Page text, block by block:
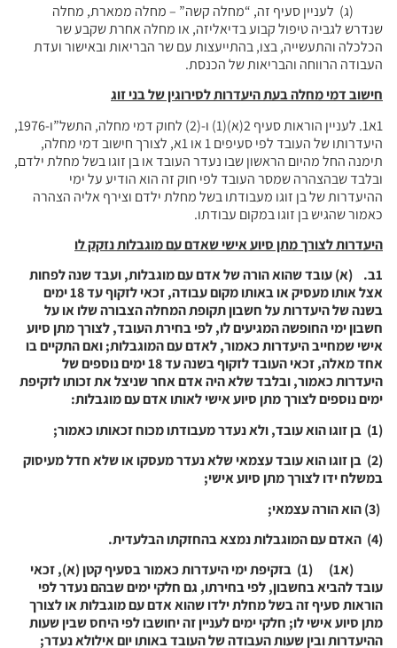
(ג) לעניין סעיף זה, “מחלה קשה” – מחלה ממארת, מחלה
שנדרש לגביה טיפול קבוע בדיאליזה, או מחלה אחרת שקבע שר
הכלכלה והתעשייה, בצו, בהתייעצות עם שר הבריאות ובאישור ועדת
העבודה הרווחה והבריאות של הכנסת.
חישוב דמי מחלה בעת היעדרות לסירוגין של בני זוג
1א1. לעניין הוראות סעיף 2(א)(1) ו-(2) לחוק דמי מחלה, התשל”ו-1976,
היעדרותו של העובד לפי סעיפים 1 או 1א, לצורך חישוב דמי מחלה,
תימנה החל מהיום הראשון שבו נעדר העובד או בן זוגו בשל מחלת ילדם,
ובלבד שבהצהרה שמסר העובד לפי חוק זה הוא הודיע על ימי
ההיעדרות של בן זוגו מעבודתו בשל מחלת ילדם וצירף אליה הצהרה
כאמור שהגיש בן זוגו במקום עבודתו.
היעדרות לצורך מתן סיוע אישי שאדם עם מוגבלות נזקק לו
1ב. (א) עובד שהוא הורה של אדם עם מוגבלות, ועבד שנה לפחות
אצל אותו מעסיק או באותו מקום עבודה, זכאי לזקוף עד 18 ימים
בשנה של היעדרות על חשבון תקופת המחלה הצבורה שלו או על
חשבון ימי החופשה המגיעים לו, לפי בחירת העובד, לצורך מתן סיוע
אישי שמחייב היעדרות כאמור, לאדם עם המוגבלות; ואם התקיים בו
אחד מאלה, זכאי העובד לזקוף בשנה עד 18 ימים נוספים של
היעדרות כאמור, ובלבד שלא היה אדם אחר שניצל את זכותו לזקיפת
ימים נוספים לצורך מתן סיוע אישי לאותו אדם עם מוגבלות:
(1) בן זוגו הוא עובד, ולא נעדר מעבודתו מכוח זכאותו כאמור;
(2) בן זוגו הוא עובד עצמאי שלא נעדר מעסקו או שלא חדל מעיסוק
במשלח ידו לצורך מתן סיוע אישי;
(3) הוא הורה עצמאי;
(4) האדם עם המוגבלות נמצא בהחזקתו הבלעדית.
(א1) (1) בזקיפת ימי היעדרות כאמור בסעיף קטן (א), זכאי
עובד להביא בחשבון, לפי בחירתו, גם חלקי ימים שבהם נעדר לפי
הוראות סעיף זה בשל מחלת ילדו שהוא אדם עם מוגבלות או לצורך
מתן סיוע אישי לו; חלקי ימים לעניין זה יחושבו לפי היחס שבין שעות
ההיעדרות ובין שעות העבודה של העובד באותו יום אילולא נעדר;